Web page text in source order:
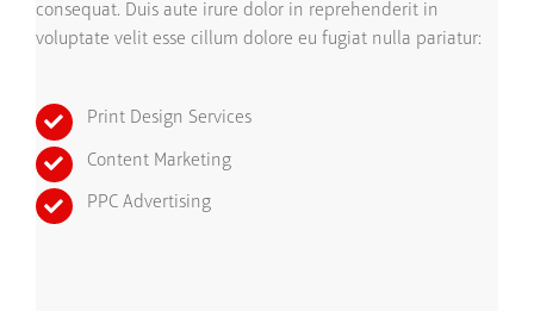
consequat. Duis aute irure dolor in reprehenderit in
voluptate velit esse cillum dolore eu fugiat nulla pariatur:
Print Design Services
Content Marketing
PPC Advertising